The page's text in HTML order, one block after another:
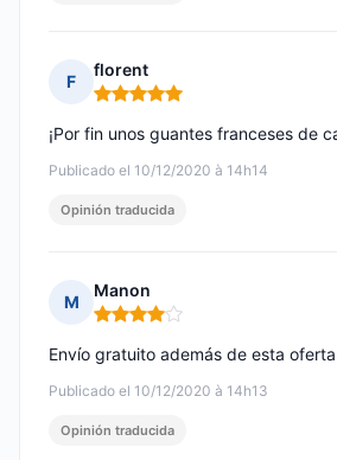
F
florent
Nota: 5 de 5
Publicado el 10/12/2020 à 14h14
¡Por fin unos guantes franceses de
Opinión traducida
M
Manon
Nota: 4 de 5
Publicado el 10/12/2020 à 14h13
Envío gratuito además de esta oferta
Opinión traducida